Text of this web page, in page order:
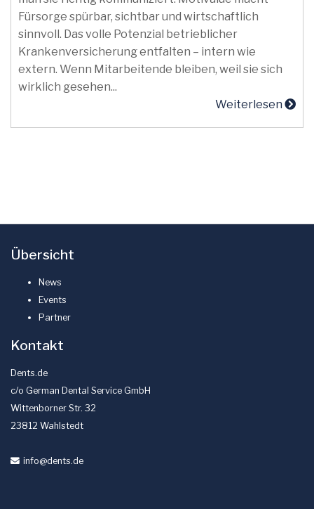
Fürsorge spürbar, sichtbar und wirtschaftlich
sinnvoll. Das volle Potenzial betrieblicher
Krankenversicherung entfalten – intern wie
extern. Wenn Mitarbeitende bleiben, weil sie sich
wirklich gesehen...
Weiterlesen
Übersicht
News
Events
Partner
Kontakt
Dents.de
c/o German Dental Service GmbH
Wittenborner Str. 32
23812 Wahlstedt
info@dents.de